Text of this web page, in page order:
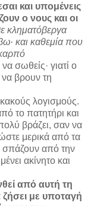
και υπομένεις
ο νους και οι
κληματόβεργα
και καθεμία που
σωθείς· γιατί ο
να βρουν τη
λογισμούς.
το πατητήρι και
βράζει, σαν να
μερικά από τα
σπάζουν από την
ακίνητο και
από αυτή τη
με υποταγή